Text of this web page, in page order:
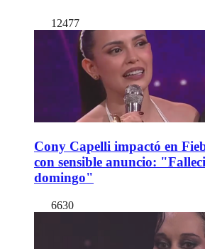
12477
Cony Capelli impactó en
con sensible anuncio:
domingo"
6630